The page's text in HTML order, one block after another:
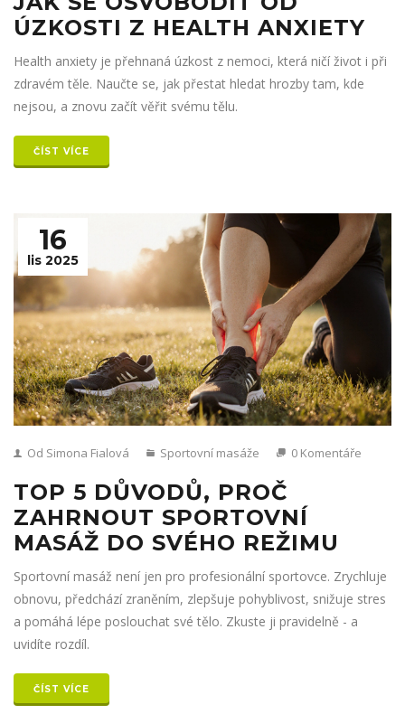
ÚZKOSTI Z HEALTH ANXIETY
Health anxiety je přehnaná úzkost z nemoci, která ničí život i při
zdravém těle. Naučte se, jak přestat hledat hrozby tam, kde
nejsou, a znovu začít věřit svému tělu.
ČÍST VÍCE
16
lis 2025
Od Simona Fialová Sportovní masáže 0 Komentáře
TOP 5 DŮVODŮ, PROČ
ZAHRNOUT SPORTOVNÍ
MASÁŽ DO SVÉHO REŽIMU
Sportovní masáž není jen pro profesionální sportovce. Zrychluje
obnovu, předchází zraněním, zlepšuje pohyblivost, snižuje stres
a pomáhá lépe poslouchat své tělo. Zkuste ji pravidelně - a
uvidíte rozdíl.
ČÍST VÍCE